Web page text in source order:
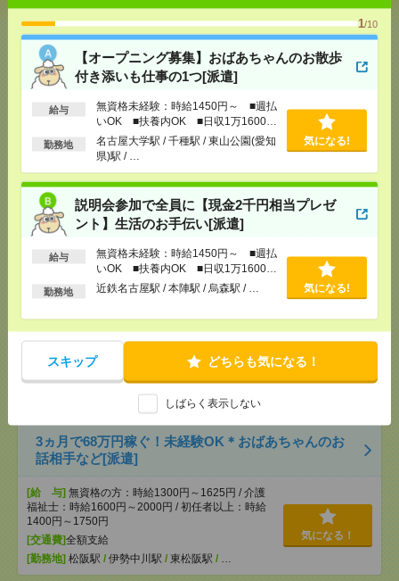
1/10
【オープニング募集】おばあちゃんのお散歩
付き添いも仕事の1つ[派遣]
給与
無資格未経験：時給1450円～ ■週払
いOK ■扶養内OK ■日収1万1600円
以上
勤務地
名古屋大学駅 / 千種駅 / 東山公園(愛知
県)駅 / …
気になる!
説明会参加で全員に【現金2千円相当プレゼ
ント】生活のお手伝い[派遣]
給与
無資格未経験：時給1450円～ ■週払
いOK ■扶養内OK ■日収1万1600円
以上
勤務地 近鉄名古屋駅 / 本陣駅 / 烏森駅 / … 気になる!
スキップ どちらも気になる！
しばらく表示しない
[給 与]無資格未経験：時給1450円～ ■週払い
OK ■扶養内OK ■日収1万1600円以上
[交通費]
交通費全額支給
[勤務地]
名古屋大学駅/ 千種駅/東山公園(愛知県)駅
/…
気になる！
説明会参加で全員に【現金2千円相当プレゼント】生
活のお手伝い[派遣]
[給 与]無資格未経験：時給1450円～ ■週払い
OK ■扶養内OK ■日収1万1600円以上
[交通費]
交通費全額支給
[勤務地]近鉄名古屋駅 / 本陣駅 / 烏森駅/ …
3ヵ月で73万円稼ぐ！未経験OK＊おばあちゃんのお
話相手など[派遣]
[給 与]無資格の方：時給1400円～1750円 / 介護
福祉士：時給1700円～2125円 / 初任者以上：時給
1500円～1875円
[交通費]全額支給
/ 南四日市駅 伊勢松本駅
3ヵ月で68万円稼ぐ！未経験OK＊おばあちゃんのお
話相手など[派遣]
[給 与] 無資格の方：時給1300円～1625円 / 介護
福祉士：時給1600円～2000円 / 初任者以上：時給
1400円～1750円
[交通費]全額支給
[勤務地] 松阪駅 / 伊勢中川駅 / 東松阪駅 / …
気になる！